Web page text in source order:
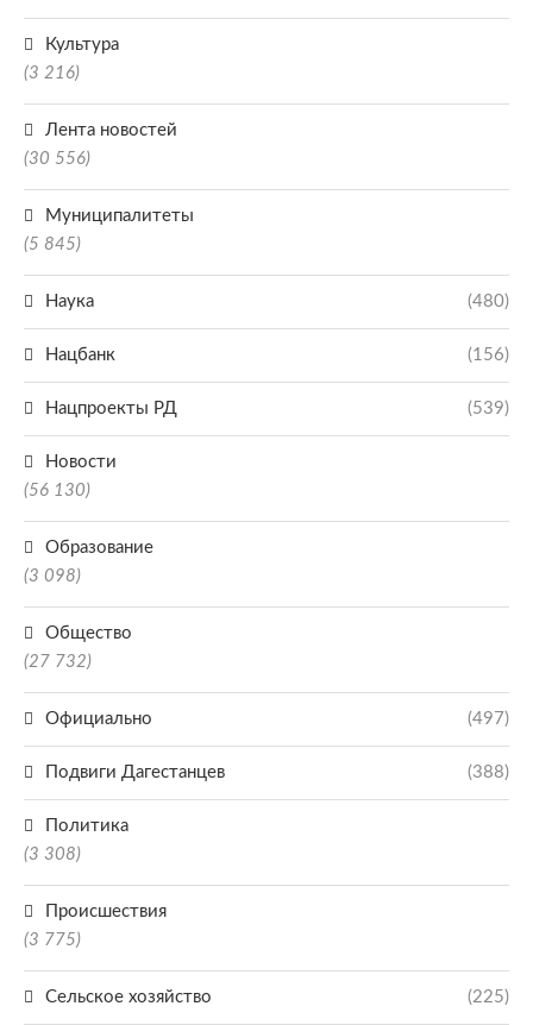
Культура
(3 216)
Лента новостей
(30 556)
Муниципалитеты
(5 845)
Наука (480)
Нацбанк (156)
Нацпроекты РД (539)
Новости
(56 130)
Образование
(3 098)
Общество
(27 732)
Официально (497)
Подвиги Дагестанцев (388)
Политика
(3 308)
Происшествия
(3 775)
Сельское хозяйство (225)